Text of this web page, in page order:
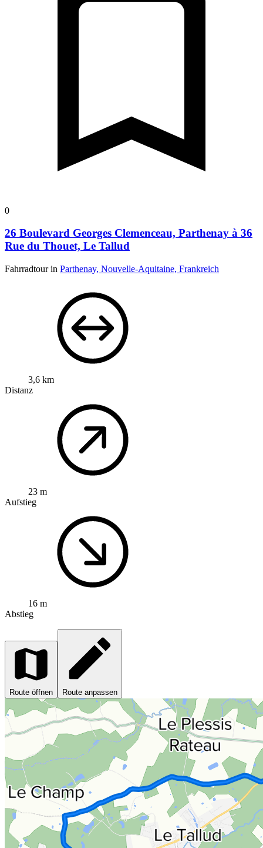
0
26 Boulevard Georges Clemenceau, Parthenay à 36
Rue du Thouet, Le Tallud
Fahrradtour in Parthenay, Nouvelle-Aquitaine, Frankreich
3,6 km
Distanz
23 m
Aufstieg
16 m
Abstieg
Route öffnen Route anpassen